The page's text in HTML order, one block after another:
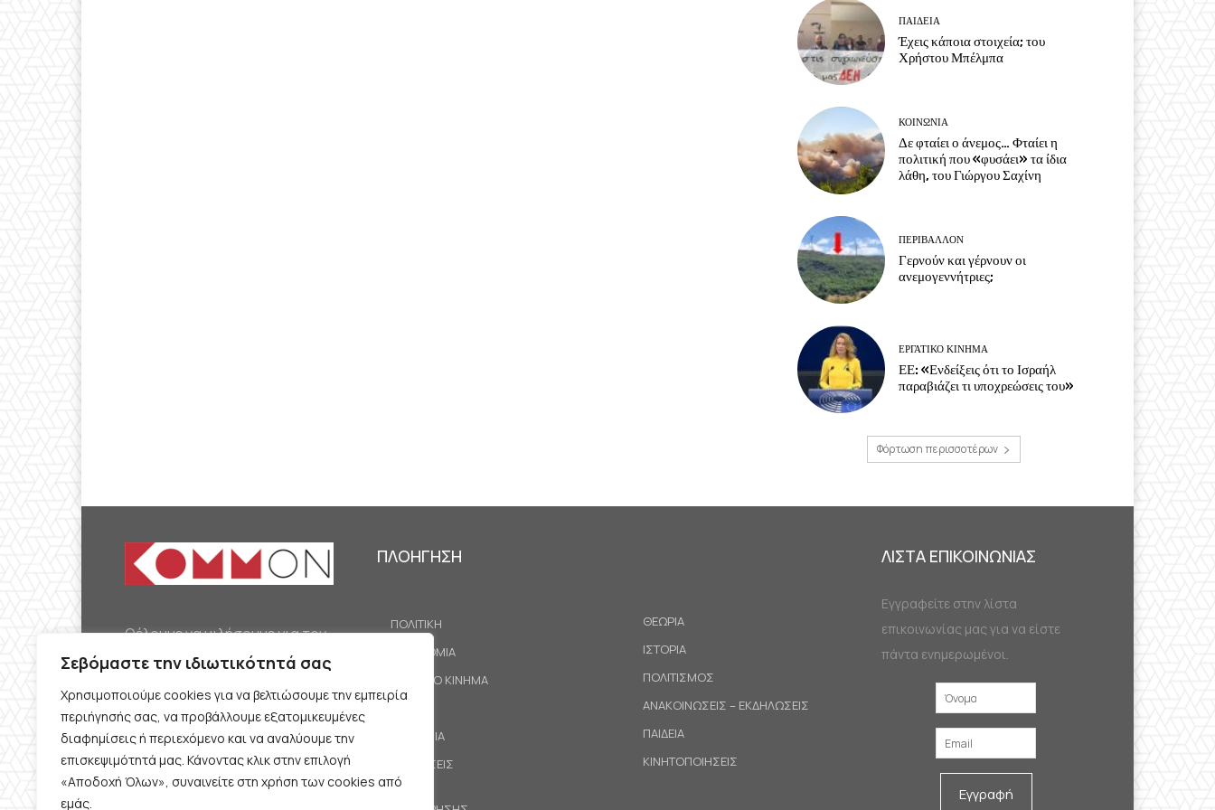
Σεβόμαστε την ιδιωτικότητά σας
Χρησιμοποιούμε cookies για να βελτιώσουμε την εμπειρία
περιήγησής σας, να προβάλλουμε εξατομικευμένες
διαφημίσεις ή περιεχόμενο και να αναλύουμε την
επισκεψιμότητά μας. Κάνοντας κλικ στην επιλογή
«Αποδοχή Όλων», συναινείτε στη χρήση των cookies από
εμάς.
ΠΑΙΔΕΙΑ
Έχεις κάποια στοιχεία; του
Χρήστου Μπέλμπα
ΚΟΙΝΩΝΙΑ
Δε φταίει ο άνεμος… Φταίει η
πολιτική που «φυσάει» τα ίδια
λάθη, του Γιώργου Σαχίνη
ΠΕΡΙΒΆΛΛΟΝ
Γερνούν και γέρνουν οι
ανεμογεννήτριες;
ΕΡΓΑΤΙΚΟ ΚΙΝΗΜΑ
ΕΕ: «Ενδείξεις ότι το Ισραήλ
παραβιάζει τι υποχρεώσεις του»
Φόρτωση περισσοτέρων
Θέλουμε να μιλήσουμε για τον
κομμουνισμό της εποχής μας,
την αναγκαία αλλά όχι
δεδομένη προοπτική.
Θέλουμε να μιλήσουμε
ταυτόχρονα για την
καθημερινή επιβίωση και τον
ΠΛΟΗΓΗΣΗ
ΠΟΛΙΤΙΚΗ
ΟΙΚΟΝΟΜΙΑ
ΕΡΓΑΤΙΚΟ ΚΙΝΗΜΑ
ΚΟΙΝΩΝΙΑ
ΠΡΟΤΑΣΕΙΣ
ΘΕΩΡΙΑ
ΙΣΤΟΡΙΑ
ΠΟΛΙΤΙΣΜΟΣ
ΑΝΑΚΟΙΝΩΣΕΙΣ – ΕΚΔΗΛΩΣΕΙΣ
ΠΑΙΔΕΙΑ
ΚΙΝΗΤΟΠΟΙΗΣΕΙΣ
ΛΙΣΤΑ ΕΠΙΚΟΙΝΩΝΙΑΣ
Εγγραφείτε στην λίστα
επικοινωνίας μας για να είστε
πάντα ενημερωμένοι.
Εγγραφή